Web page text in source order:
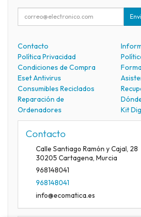
Contacto
Política Privacidad
Condiciones de Compra
Eset Antivirus
Consumibles Reciclados
Reparación de
Ordenadores
Kit
Contacto
Calle Santiago Ramón y Cajal, 28
30205 Cartagena, Murcia
968148041
968148041
info@ecomatica.es